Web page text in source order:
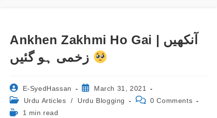
Ankhen Zakhmi Ho Gai | آنکھیں
Post
author:
E-SyedHassan
Post
published:
March 31, 2021
Post
category:
Urdu Articles / Urdu Blogging
Post 0 Comments
Reading1 min read